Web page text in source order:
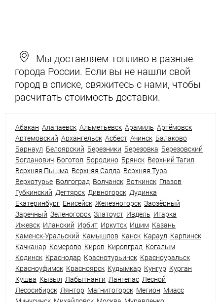
Мы доставляем топливо в разные
города России. Если вы не нашли свой
город в списке, свяжитесь с нами, чтобы
расчитать стоимость доставки.
Абакан Алапаевск Альметьевск Арамиль Артёмовск
Артемовский Архангельск Асбест Ачинск Балаково
Барнаул Белоярский Березники Березовка Березовский
Богданович Боготол Бородино Брянск Верхний Тагил
Верхняя Пышма Верхняя Салда Верхняя Тура
Верхотурье Волгоград Волчанск Воткинск Глазов
Губкинский Дегтярск Дивногорск Дудинка
Екатеринбург Енисейск Железногорск Заозёрный
Заречный Зеленогорск Златоуст Ивдель Игарка
Ижевск Иланский Ирбит Иркутск Ишим Казань
Каменск-Уральский Камышлов Канск Караул Карпинск
Качканар Кемерово Киров Кировград Когалым
Кодинск Краснодар Краснотурьинск Красноуральск
Красноуфимск Красноярск Кудымкар Кунгур Курган
Кушва Кызыл Лабытнанги Лангепас Лесной
Лесосибирск Лянтор Магнитогорск Мегион Миасс